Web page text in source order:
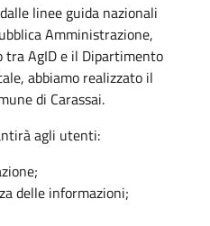
linee guida nazionali
Amministrazione,
AgID e il Dipartimento
abbiamo realizzato il
di Carassai.
agli utenti:
delle informazioni;